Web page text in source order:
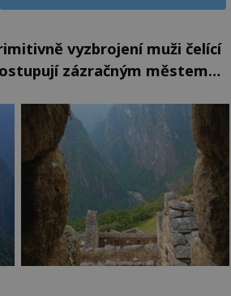
vyzbrojení muži čelící
zázračným městem…